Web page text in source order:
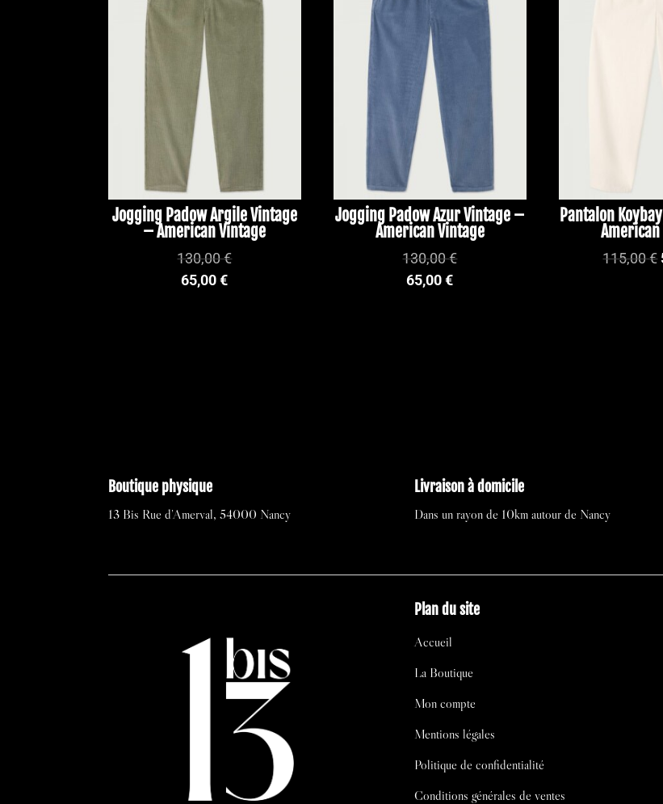
Jogging Padow Argile Vintage
– American Vintage
130,00€
65,00€
Jogging Padow Azur Vintage –
American Vintage
130,00€
65,00€
Pantalon
115,00€
Boutique physique
13 Bis Rue d’Amerval, 54000 Nancy
Livraison à domicile
Dans un rayon de 10km autour de Nancy
Plan du site
Accueil
La Boutique
Mon compte
Mentions légales
Politique de confidentialité
Conditions générales de ventes